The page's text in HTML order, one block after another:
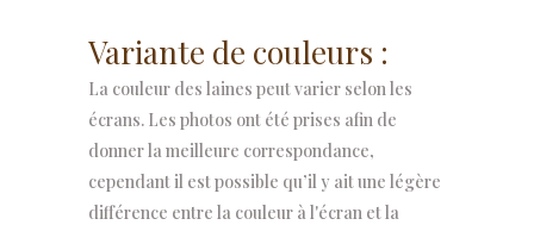
quantity
Variante de couleurs :
La couleur des laines peut varier selon les
écrans. Les photos ont été prises afin de
donner la meilleure correspondance,
cependant il est possible qu’il y ait une légère
différence entre la couleur à l'écran et la